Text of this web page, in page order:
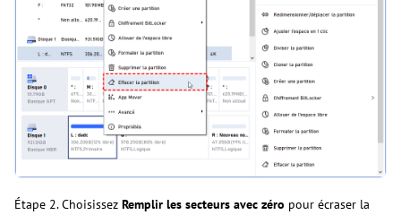
Étape 2. Choisissez Remplir les secteurs avec zéro pour écraser la